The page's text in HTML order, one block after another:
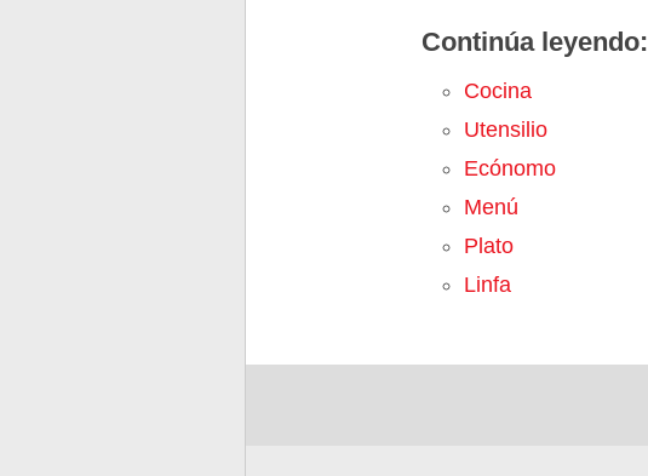
Continúa leyendo:
Cocina
Utensilio
Ecónomo
Menú
Plato
Linfa